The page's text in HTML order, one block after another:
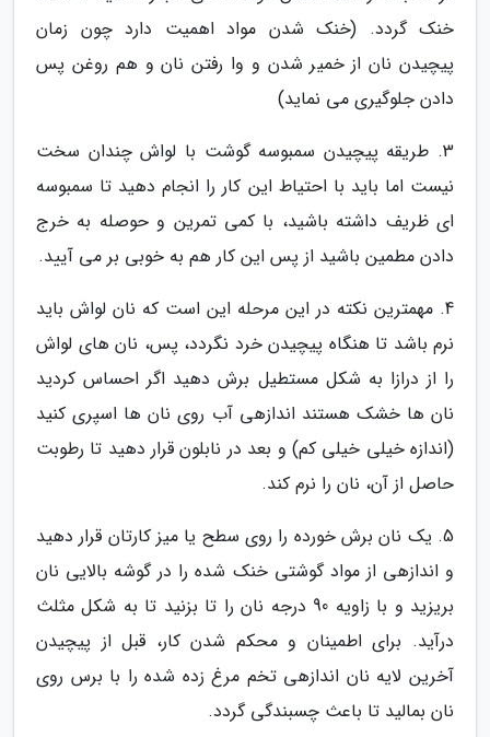
خنک گردد. (خنک شدن مواد اهمیت دارد چون زمان
پیچیدن نان از خمیر شدن و وا رفتن نان و هم روغن پس
دادن جلوگیری می نماید)
3. طریقه پیچیدن سمبوسه گوشت با لواش چندان سخت
نیست اما باید با احتیاط این کار را انجام دهید تا سمبوسه
ای ظریف داشته باشید، با کمی تمرین و حوصله به خرج
دادن مطمین باشید از پس این کار هم به خوبی بر می آیید.
4. مهمترین نکته در این مرحله این است که نان لواش باید
نرم باشد تا هنگاه پیچیدن خرد نگردد، پس، نان های لواش
را از درازا به شکل مستطیل برش دهید اگر احساس کردید
نان ها خشک هستند اندازهی آب روی نان ها اسپری کنید
(اندازه خیلی خیلی کم) و بعد در نابلون قرار دهید تا رطوبت
حاصل از آن، نان را نرم کند.
5. یک نان برش خورده را روی سطح یا میز کارتان قرار دهید
و اندازهی از مواد گوشتی خنک شده را در گوشه بالایی نان
بریزید و با زاویه 90 درجه نان را تا بزنید تا به شکل مثلث
درآید. برای اطمینان و محکم شدن کار، قبل از پیچیدن
آخرین لایه نان اندازهی تخم مرغ زده شده را با برس روی
نان بمالید تا باعث چسبندگی گردد.